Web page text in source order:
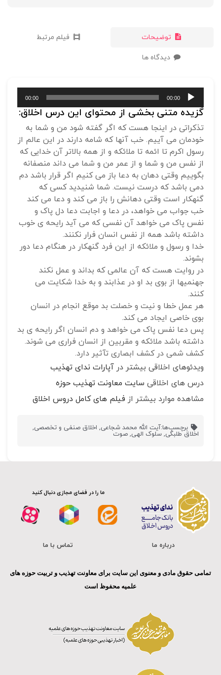
توضیحات فیلم مرتبط
دیدگاه ها
پخش‌کننده
صوت
00:00
00:00
گزیده متنی بخشی از محتوای این درس اخلاق:
تذکراتی در اینجا هست که اگر گفته شود من و شما به
خودمان می آییم. خب آنها که شامه دارند در این عالم از
رسول اکرم تا ائمه تا ملائکه و از همه بالاتر آن خدایی که
از نفس من و شما و از عمر من و شما می داند منصفانه
بگوییم وقتی دهان به دعا باز می کنیم اگر قرار باشد دم
دمی باشد که درست نیست. شما شنیدید کسی که
گنهکار است وقتی دهانش را باز می کند و دعا می کند
خب جواب می خواهد، در دعا و اجابت دعا دل پاک و
نفس پاک می خواهد آن نفسی که می آید رایحه ی خوب
داشته باشد همه از نفس انسان فرار نکنند.
خدا و رسول و ملائکه از این فرد گنهکار در هنگام دعا دور
بشوند.
در روایت هست که آن عالمی که بداند و عمل نکند
جهنمیها از بوی بد او در عذابند و به خدا شکایت می
کنند.
هر عمل خطا و نیت و خصلت بد موقع انجام در انسان
بوی خاصی ایجاد می کند.
پس دعا نفس پاک می خواهد و دم انسان اگر رایحه ی بد
داشته باشد ملائکه و مقربین از انسان فراری می شوند.
کشف شمی در کشف ابصاری تآثیر دارد.
ویدئوهای اخلاقی بیشتر در آپارات ندای تهذیب
درس های اخلاقی سایت معاونت تهذیب حوزه
مشاهده موارد بیشتر از فیلم های کامل دروس اخلاق
برچسب‌ها:آیت الله محمد شجاعی, اخلاق صنفی و تخصصی,
اخلاق طلبگی, سلوک الهی, صوت
ما را در فضای مجازی دنبال کنید
درباره ما تماس با ما
تمامی حقوق مادی و معنوی این سایت برای معاونت تهذیب و تربیت حوزه های
علمیه محفوظ است